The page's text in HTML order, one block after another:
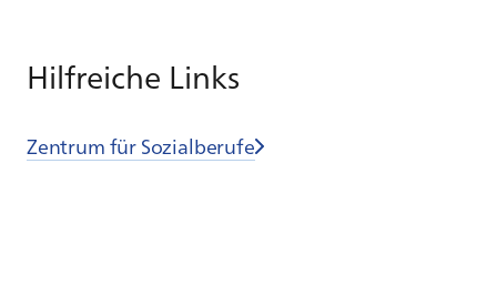
Hilfreiche Links
Zentrum für Sozialberufe